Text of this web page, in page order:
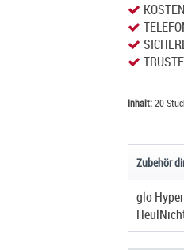
Inhalt:20
Zubehör
glo